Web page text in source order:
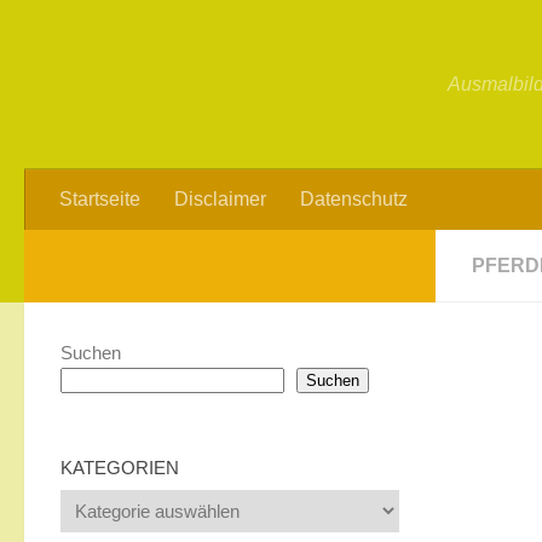
Startseite Disclaimer Datenschutz
Suchen
Suchen
KATEGORIEN
Kategorien